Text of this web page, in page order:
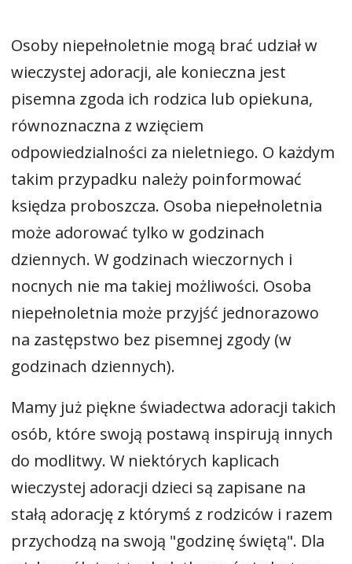
Osoby niepełnoletnie mogą brać udział w
wieczystej adoracji, ale konieczna jest
pisemna zgoda ich rodzica lub opiekuna,
równoznaczna z wzięciem
odpowiedzialności za nieletniego. O każdym
takim przypadku należy poinformować
księdza proboszcza. Osoba niepełnoletnia
może adorować tylko w godzinach
dziennych. W godzinach wieczornych i
nocnych nie ma takiej możliwości. Osoba
niepełnoletnia może przyjść jednorazowo
na zastępstwo bez pisemnej zgody (w
godzinach dziennych).
Mamy już piękne świadectwa adoracji takich
osób, które swoją postawą inspirują innych
do modlitwy. W niektórych kaplicach
wieczystej adoracji dzieci są zapisane na
stałą adorację z którymś z rodziców i razem
przychodzą na swoją "godzinę świętą". Dla